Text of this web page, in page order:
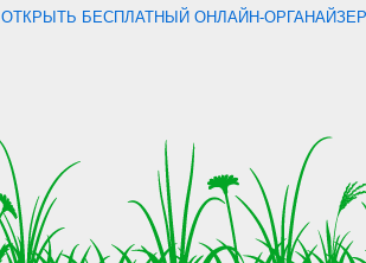
ОТКРЫТЬ БЕСПЛАТНЫЙ ОНЛАЙН-